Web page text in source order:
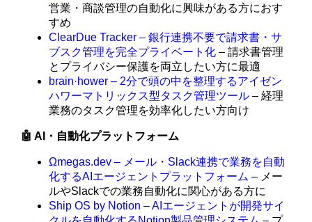
営業・商談管理の自動化に興味がある方におす
すめ
ClearDue Tracker – 銀行連携不要で請求書・サ
ブスク管理を完全プライベート化 – 請求書管理
とプライバシー保護を両立したい方に最適
brain·hower – 2分で頭の中を整理するアイゼン
ハワーマトリックス型タスク管理ツール – 経理
業務のタスク管理を効率化したい方向け
🤖 AI・自動化プラットフォーム
Ωmegas.dev – メール・Slack連携で業務を自動
化するAIエージェントプラットフォーム – メー
ルやSlackでの業務自動化に関心がある方に
Ship OS by Notion – AIエージェントが開発サイ